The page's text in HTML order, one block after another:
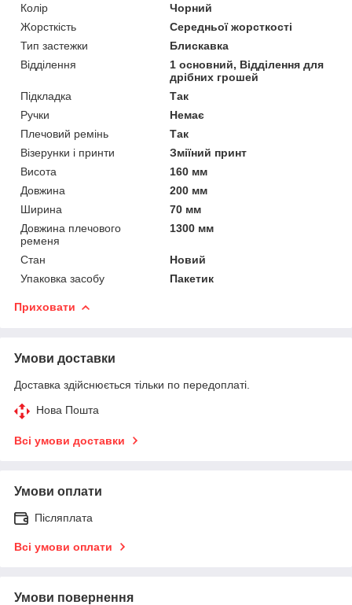
Колір
Чорний
Жорсткість
Середньої жорсткості
Тип застежки
Блискавка
Відділення
1 основний, Відділення для
дрібних грошей
Підкладка
Так
Ручки
Немає
Плечовий ремінь
Так
Візерунки і принти
Зміїний принт
Висота
160 мм
Довжина
200 мм
Ширина
70 мм
Довжина плечового
ременя
1300 мм
Стан
Новий
Упаковка засобу
Пакетик
Приховати
Умови доставки
Доставка здійснюється тільки по передоплаті.
Нова Пошта
Всі умови доставки
Умови оплати
Післяплата
Всі умови оплати
Умови повернення